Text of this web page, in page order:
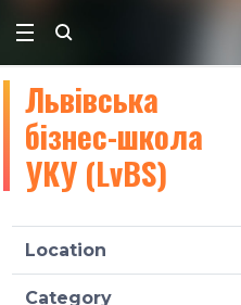
Львівська
бізнес-школа
УКУ (LvBS)
Location
Category